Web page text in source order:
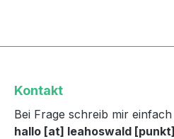
Kontakt
Bei Frage schreib mir
hallo [at] leahoswald